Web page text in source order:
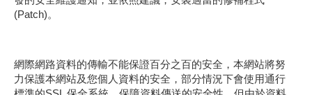
力保護本網站及您個人資料的安全，部分情況下會使用通行
標準的SSL 保全系統，保障資料傳送的安全性。但由於資料
傳輸過程牽涉您上網環境保全之良窳，我們並無法確保您傳